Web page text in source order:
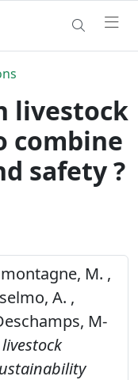
livestock
combine
safety ?
M. ,
A. ,
M-